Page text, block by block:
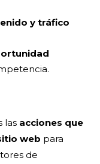
y tráfico
las acciones que
web para
de